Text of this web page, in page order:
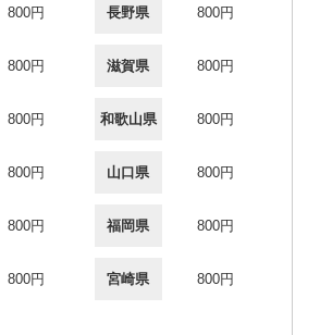
800円 長野県 800円
800円 滋賀県 800円
800円 和歌山県 800円
800円 山口県 800円
800円 福岡県 800円
800円 宮崎県 800円